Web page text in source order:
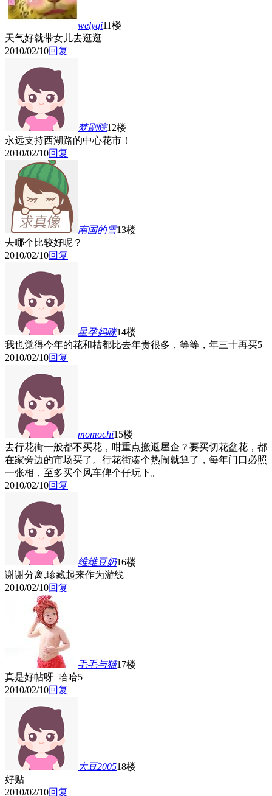
welyqi11楼
天气好就带女儿去逛逛
2010/02/10回复
梦剧院12楼
永远支持西湖路的中心花市！
2010/02/10回复
南国的雪13楼
去哪个比较好呢？
2010/02/10回复
星孕妈咪14楼
我也觉得今年的花和桔都比去年贵很多，等等，年三十再买5
2010/02/10回复
momochi15楼
去行花街一般都不买花，咁重点搬返屋企？要买切花盆花，都
在家旁边的市场买了。行花街凑个热闹就算了，每年门口必照
一张相，至多买个风车俾个仔玩下。
2010/02/10回复
维维豆奶16楼
谢谢分离,珍藏起来作为游线
2010/02/10回复
毛毛与猫17楼
真是好帖呀 哈哈5
2010/02/10回复
大豆200518楼
好贴
2010/02/10回复